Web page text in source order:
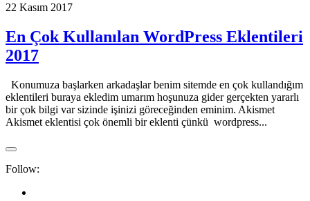
22 Kasım 2017
En Çok Kullanılan WordPress Eklentileri
2017
Konumuza başlarken arkadaşlar benim sitemde en çok kullandığım
eklentileri buraya ekledim umarım hoşunuza gider gerçekten yararlı
bir çok bilgi var sizinde işinizi göreceğinden eminim. Akismet
Akismet eklentisi çok önemli bir eklenti çünkü wordpress...
Follow: